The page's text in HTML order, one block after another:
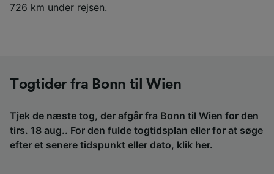
726 km under rejsen.
Togtider fra Bonn til Wien
Tjek de næste tog, der afgår fra Bonn til Wien for den
tirs. 18 aug.. For den fulde togtidsplan eller for at søge
efter et senere tidspunkt eller dato, klik her.